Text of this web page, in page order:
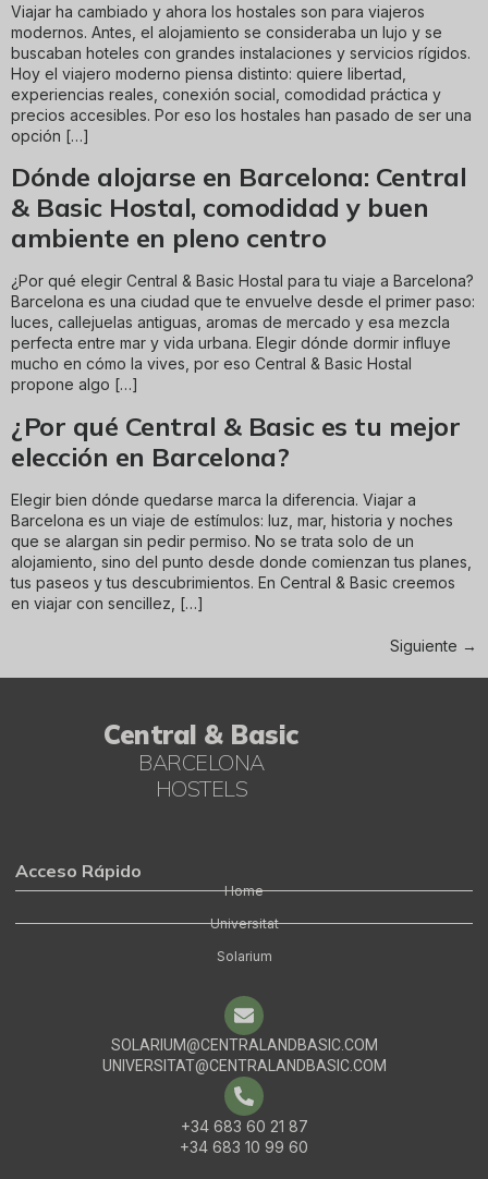
Viajar ha cambiado y ahora los hostales son para viajeros
modernos. Antes, el alojamiento se consideraba un lujo y se
buscaban hoteles con grandes instalaciones y servicios rígidos.
Hoy el viajero moderno piensa distinto: quiere libertad,
experiencias reales, conexión social, comodidad práctica y
precios accesibles. Por eso los hostales han pasado de ser una
opción […]
Dónde alojarse en Barcelona: Central
& Basic Hostal, comodidad y buen
ambiente en pleno centro
¿Por qué elegir Central & Basic Hostal para tu viaje a Barcelona?
Barcelona es una ciudad que te envuelve desde el primer paso:
luces, callejuelas antiguas, aromas de mercado y esa mezcla
perfecta entre mar y vida urbana. Elegir dónde dormir influye
mucho en cómo la vives, por eso Central & Basic Hostal
propone algo […]
¿Por qué Central & Basic es tu mejor
elección en Barcelona?
Elegir bien dónde quedarse marca la diferencia. Viajar a
Barcelona es un viaje de estímulos: luz, mar, historia y noches
que se alargan sin pedir permiso. No se trata solo de un
alojamiento, sino del punto desde donde comienzan tus planes,
tus paseos y tus descubrimientos. En Central & Basic creemos
en viajar con sencillez, […]
Siguiente →
Central & Basic
BARCELONA
HOSTELS
Acceso Rápido
Home
Universitat
Solarium
SOLARIUM@CENTRALANDBASIC.COM
UNIVERSITAT@CENTRALANDBASIC.COM
+34 683 60 21 87
+34 683 10 99 60